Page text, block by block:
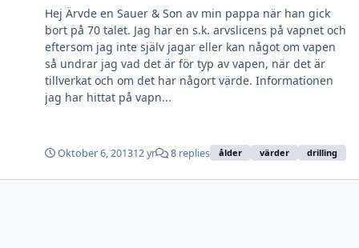
Hej Ärvde en Sauer & Son av min pappa när han gick
bort på 70 talet. Jag har en s.k. arvslicens på vapnet och
eftersom jag inte själv jagar eller kan något om vapen
så undrar jag vad det är för typ av vapen, när det är
tillverkat och om det har någort värde. Informationen
jag har hittat på vapn...
Oktober 6, 201312 yr 8 replies ålder värder drilling